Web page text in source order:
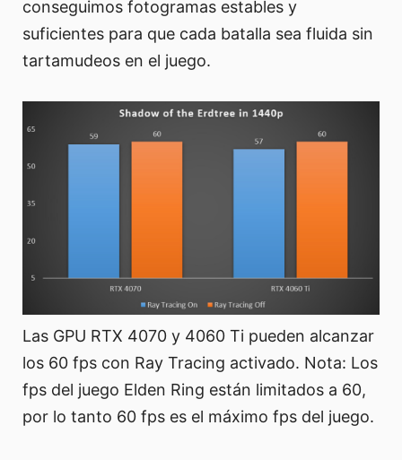
conseguimos fotogramas estables y
suficientes para que cada batalla sea fluida sin
tartamudeos en el juego.
Las GPU RTX 4070 y 4060 Ti pueden alcanzar
los 60 fps con Ray Tracing activado. Nota: Los
fps del juego Elden Ring están limitados a 60,
por lo tanto 60 fps es el máximo fps del juego.